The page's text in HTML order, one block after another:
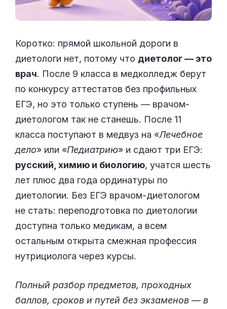
Коротко: прямой школьной дороги в
диетологи нет, потому что диетолог — это
врач. После 9 класса в медколледж берут
по конкурсу аттестатов без профильных
ЕГЭ, но это только ступень — врачом-
диетологом так не станешь. После 11
класса поступают в медвуз на «Лечебное
дело» или «Педиатрию» и сдают три ЕГЭ:
русский, химию и биологию, учатся шесть
лет плюс два года ординатуры по
диетологии. Без ЕГЭ врачом-диетологом
не стать: переподготовка по диетологии
доступна только медикам, а всем
остальным открыта смежная профессия
нутрициолога через курсы.
Полный разбор предметов, проходных
баллов, сроков и путей без экзаменов — в